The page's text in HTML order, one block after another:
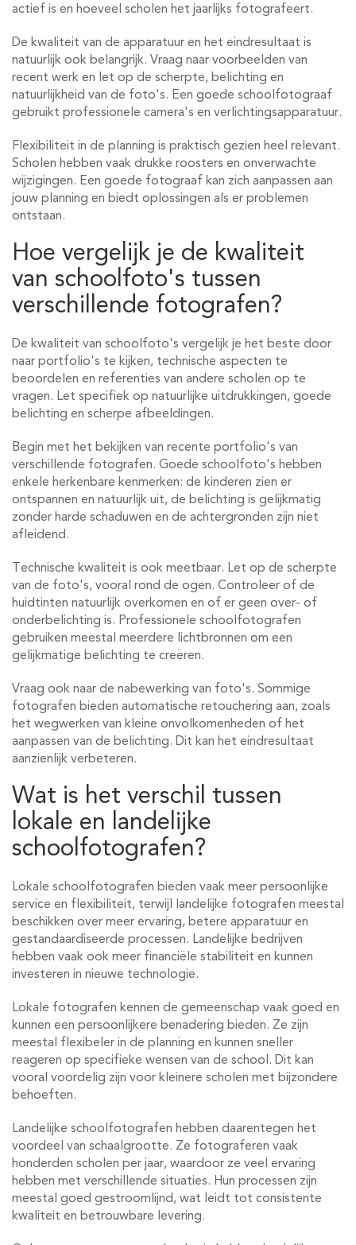
actief is en hoeveel scholen het jaarlijks fotografeert.
De kwaliteit van de apparatuur en het eindresultaat is
natuurlijk ook belangrijk. Vraag naar voorbeelden van
recent werk en let op de scherpte, belichting en
natuurlijkheid van de foto's. Een goede schoolfotograaf
gebruikt professionele camera's en verlichtingsapparatuur.
Flexibiliteit in de planning is praktisch gezien heel relevant.
Scholen hebben vaak drukke roosters en onverwachte
wijzigingen. Een goede fotograaf kan zich aanpassen aan
jouw planning en biedt oplossingen als er problemen
ontstaan.
Hoe vergelijk je de kwaliteit
van schoolfoto's tussen
verschillende fotografen?
De kwaliteit van schoolfoto's vergelijk je het beste door
naar portfolio's te kijken, technische aspecten te
beoordelen en referenties van andere scholen op te
vragen. Let specifiek op natuurlijke uitdrukkingen, goede
belichting en scherpe afbeeldingen.
Begin met het bekijken van recente portfolio's van
verschillende fotografen. Goede schoolfoto's hebben
enkele herkenbare kenmerken: de kinderen zien er
ontspannen en natuurlijk uit, de belichting is gelijkmatig
zonder harde schaduwen en de achtergronden zijn niet
afleidend.
Technische kwaliteit is ook meetbaar. Let op de scherpte
van de foto's, vooral rond de ogen. Controleer of de
huidtinten natuurlijk overkomen en of er geen over- of
onderbelichting is. Professionele schoolfotografen
gebruiken meestal meerdere lichtbronnen om een
gelijkmatige belichting te creëren.
Vraag ook naar de nabewerking van foto's. Sommige
fotografen bieden automatische retouchering aan, zoals
het wegwerken van kleine onvolkomenheden of het
aanpassen van de belichting. Dit kan het eindresultaat
aanzienlijk verbeteren.
Wat is het verschil tussen
lokale en landelijke
schoolfotografen?
Lokale schoolfotografen bieden vaak meer persoonlijke
service en flexibiliteit, terwijl landelijke fotografen meestal
beschikken over meer ervaring, betere apparatuur en
gestandaardiseerde processen. Landelijke bedrijven
hebben vaak ook meer financiële stabiliteit en kunnen
investeren in nieuwe technologie.
Lokale fotografen kennen de gemeenschap vaak goed en
kunnen een persoonlijkere benadering bieden. Ze zijn
meestal flexibeler in de planning en kunnen sneller
reageren op specifieke wensen van de school. Dit kan
vooral voordelig zijn voor kleinere scholen met bijzondere
behoeften.
Landelijke schoolfotografen hebben daarentegen het
voordeel van schaalgrootte. Ze fotograferen vaak
honderden scholen per jaar, waardoor ze veel ervaring
hebben met verschillende situaties. Hun processen zijn
meestal goed gestroomlijnd, wat leidt tot consistente
kwaliteit en betrouwbare levering.